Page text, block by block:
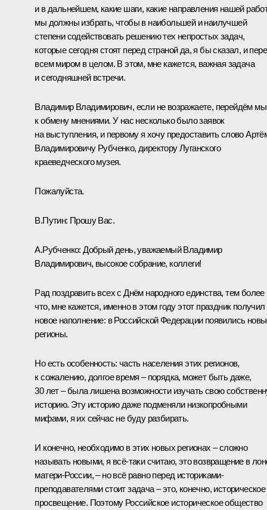
и в дальнейшем, какие шаги, какие направления нашей
мы должны избрать, чтобы в наибольшей и наилучшей
степени содействовать решению тех непростых задач,
которые сегодня стоят перед страной да, я бы сказал, и
всем миром в целом. В этом, мне кажется, важная задача
и сегодняшней встречи.
Владимир Владимирович, если не возражаете, перейдём мы
к обмену мнениями. У нас несколько было заявок
на выступления, и первому я хочу предоставить слово
Владимировичу Рубченко, директору Луганского
краеведческого музея.
Пожалуйста.
В.Путин: Прошу Вас.
А.Рубченко: Добрый день, уважаемый Владимир
Владимирович, высокое собрание, коллеги!
Рад поздравить всех с Днём народного единства, тем более
что, мне кажется, именно в этом году этот праздник получил
новое наполнение: в Российской Федерации появились
регионы.
Но есть особенность: часть населения этих регионов,
к сожалению, долгое время – порядка, может быть даже,
30 лет – была лишена возможности изучать свою
историю. Эту историю даже подменяли низкопробными
мифами, я их сейчас не буду разбирать.
И конечно, необходимо в этих новых регионах – сложно
называть новыми, я всё-таки считаю, это возвращение в
матери-России, – но всё равно перед историками-
преподавателями стоит задача – это, конечно, историческое
просвещение. Поэтому Российское историческое общество